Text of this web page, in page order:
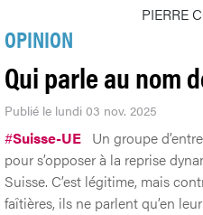
PIERRE
OPINION
Qui parle au nom
Publié le lundi 03 nov. 2025
#Suisse-UE Un groupe
pour s’opposer à la reprise
Suisse. C’est légitime, mais
faîtières, ils ne parlent qu’en